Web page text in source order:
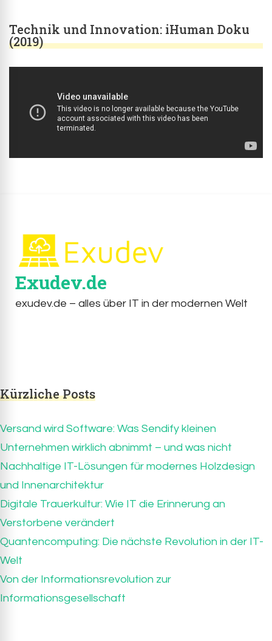
Technik und Innovation: iHuman Doku
(2019)
Exudev.de
exudev.de – alles über IT in der modernen Welt
Kürzliche Posts
Versand wird Software: Was Sendify kleinen
Unternehmen wirklich abnimmt – und was nicht
Nachhaltige IT-Lösungen für modernes Holzdesign
und Innenarchitektur
Digitale Trauerkultur: Wie IT die Erinnerung an
Verstorbene verändert
Quantencomputing: Die nächste Revolution in der IT-
Welt
Von der Informationsrevolution zur
Informationsgesellschaft